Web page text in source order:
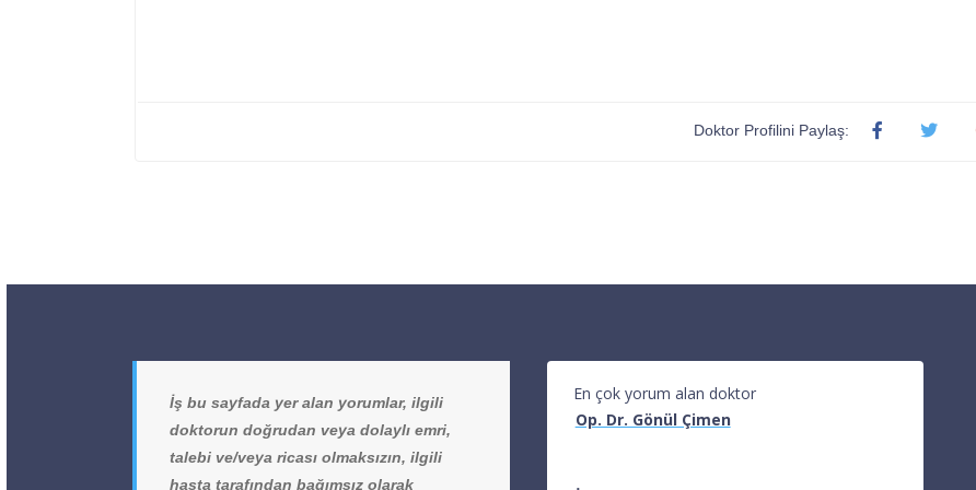
Doktor Profilini Paylaş:
İş bu sayfada yer alan yorumlar, ilgili
doktorun doğrudan veya dolaylı emri,
talebi ve/veya ricası olmaksızın, ilgili
hasta tarafından bağımsız olarak
En çok yorum alan doktor
Op. Dr. Gönül Çimen